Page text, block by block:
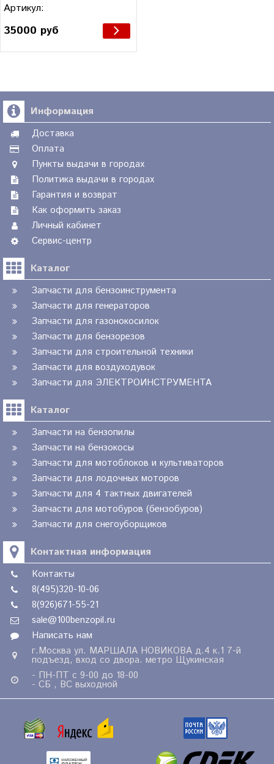
Артикул:
35000 руб
Информация
Доставка
Оплата
Пункты выдачи в городах
Политика выдачи в городах
Гарантия и возврат
Как оформить заказ
Личный кабинет
Сервис-центр
Каталог
Запчасти для бензоинструмента
Запчасти для генераторов
Запчасти для газонокосилок
Запчасти для бензорезов
Запчасти для строительной техники
Запчасти для воздуходувок
Запчасти для ЭЛЕКТРОИНСТРУМЕНТА
Каталог
Запчасти на бензопилы
Запчасти на бензокосы
Запчасти для мотоблоков и культиваторов
Запчасти для лодочных моторов
Запчасти для 4 тактных двигателей
Запчасти для мотобуров (бензобуров)
Запчасти для снегоуборщиков
Контактная информация
Контакты
8(495)320-10-06
8(926)671-55-21
sale@100benzopil.ru
Написать нам
г.Москва ул. МАРШАЛА НОВИКОВА д.4 к.1 7-й
подъезд, вход со двора. метро Щукинская
- ПН-ПТ с 9-00 до 18-00
- СБ , ВС выходной